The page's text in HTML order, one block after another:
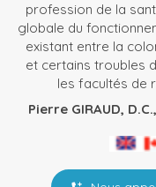
profession de la
globale du
existant entre la
et certains troubles
les facultés de
Pierre GIRAUD,